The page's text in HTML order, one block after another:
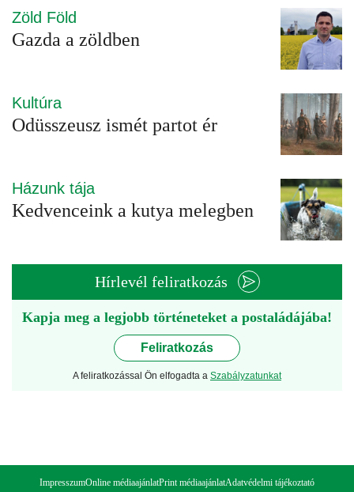
Zöld Föld
Gazda a zöldben
Kultúra
Odüsszeusz ismét partot ér
Házunk tája
Kedvenceink a kutya melegben
Hírlevél feliratkozás
Kapja meg a legjobb történeteket a postaládájába!
Feliratkozás
A feliratkozással Ön elfogadta a Szabályzatunkat
ImpresszumOnline médiaajánlatPrint médiaajánlatAdatvédelmi tájékoztató